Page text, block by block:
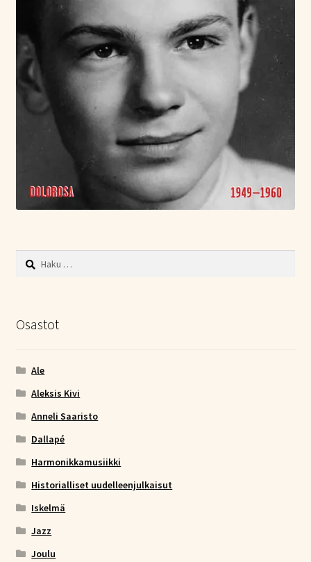
Haku:
Osastot
Ale
Aleksis Kivi
Anneli Saaristo
Dallapé
Harmonikkamusiikki
Historialliset uudelleenjulkaisut
Iskelmä
Jazz
Joulu